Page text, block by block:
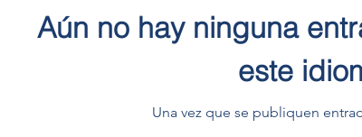
Aún no hay ninguna
este
Una vez que se publiquen